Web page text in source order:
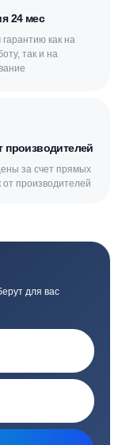
24 мес
как на
так и на
производителей
за счет прямых
от производителей
для вас